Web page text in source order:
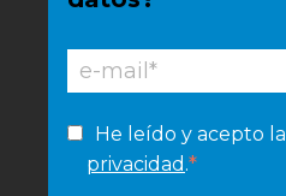
He leído y acepto la
privacidad .*